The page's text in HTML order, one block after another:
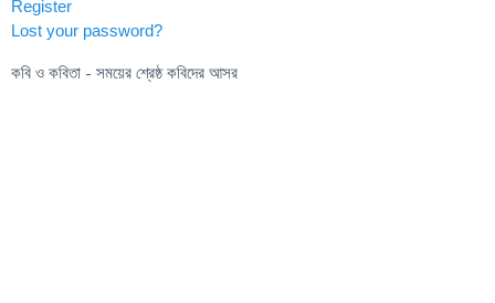
Register
Lost your password?
কবি ও কবিতা - সময়ের শ্রেষ্ঠ কবিদের আসর